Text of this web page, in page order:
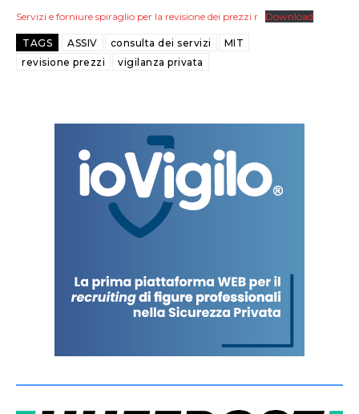
Servizi e forniure spiraglio per la revisione dei prezzi r Download
TAGS ASSIV consulta dei servizi
MIT
revisione prezzi
vigilanza privata